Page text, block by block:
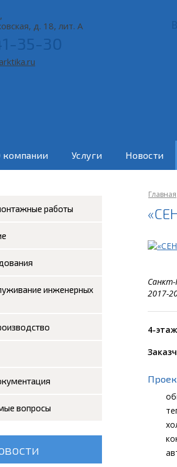
д. 18, лит. А
35-30
компании Услуги Новости
работы
инженерных
вопросы
Главная
2017-
4-